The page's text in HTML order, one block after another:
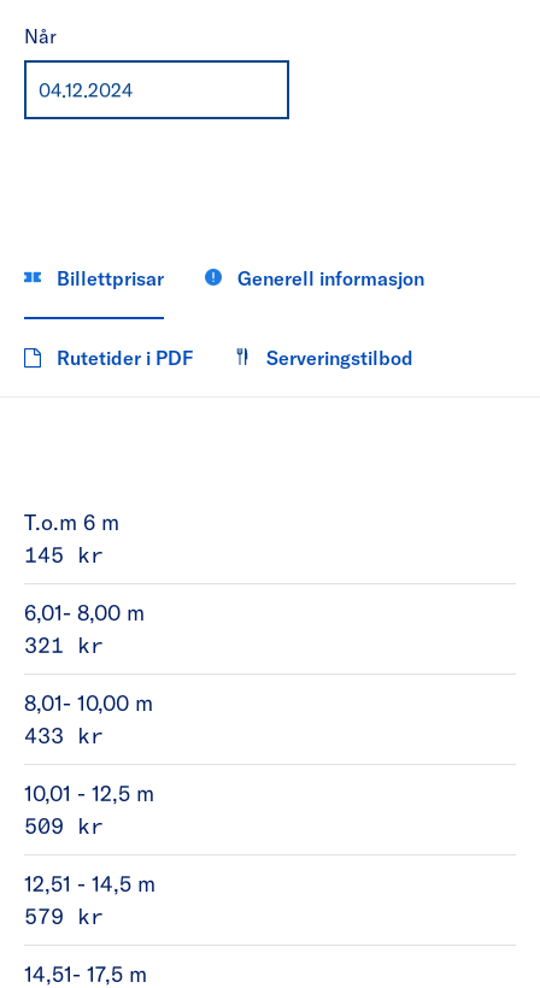
Når
Billettprisar Generell informasjon
Rutetider i PDF Serveringstilbod
T.o.m 6 m
145 kr
6,01- 8,00 m
321 kr
8,01- 10,00 m
433 kr
10,01 - 12,5 m
509 kr
12,51 - 14,5 m
579 kr
14,51- 17,5 m